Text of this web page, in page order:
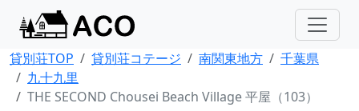
貸別荘TOP 貸別荘コテージ 南関東地方
千葉県
九十九里
THE SECOND Chousei Beach Village 平屋（103）